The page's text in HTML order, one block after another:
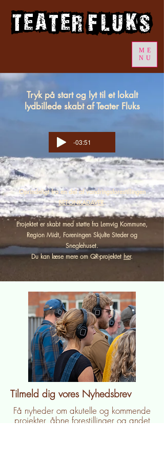
ME
NU
Tryk på start og lyt til et lokalt
lydbillede skabt af Teater Fluks
-03:51
Oprindeligt fra en del af vandringsforestillingen
BETONKADAVER.
Projektet er skabt med støtte fra Lemvig Kommune,
Region Midt, Foreningen Skjulte Steder og
Sneglehuset.
Du kan læse mere om QR-projektet her.
Tilmeld dig vores Nyhedsbrev
Få nyheder om akutelle og kommende
projekter, åbne forestillinger og andet